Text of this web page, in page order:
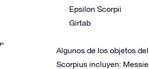
Epsilon Scorpii
Girtab
Algunos de los objetos
Scorpius incluyen: